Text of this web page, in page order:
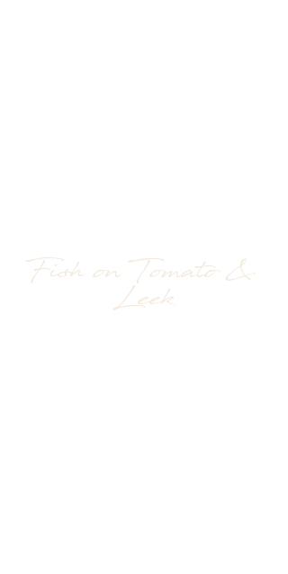
Fish on Tomato &
Leek